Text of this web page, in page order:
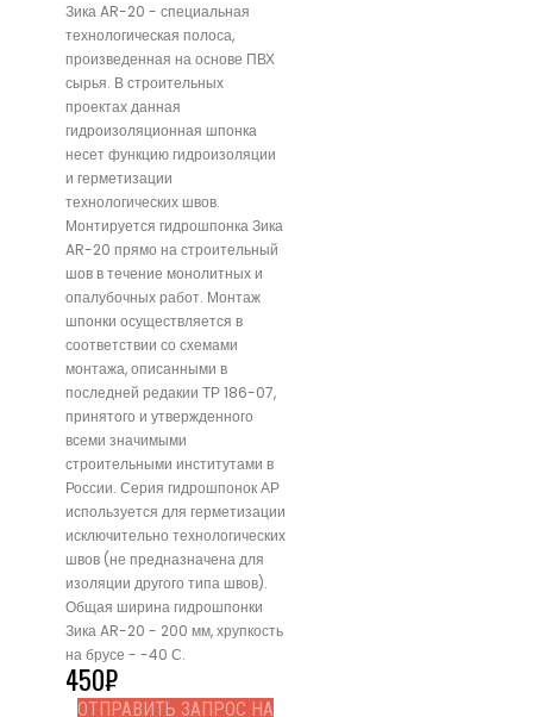
Зика AR-20 - специальная
технологическая полоса,
произведенная на основе ПВХ
сырья. В строительных
проектах данная
гидроизоляционная шпонка
несет функцию гидроизоляции
и герметизации
технологических швов.
Монтируется гидрошпонка Зика
AR-20 прямо на строительный
шов в течение монолитных и
опалубочных работ. Монтаж
шпонки осуществляется в
соответствии со схемами
монтажа, описанными в
последней редакии ТР 186-07,
принятого и утвержденного
всеми значимыми
строительными институтами в
России. Серия гидрошпонок АР
используется для герметизации
исключительно технологических
швов (не предназначена для
изоляции другого типа швов).
Общая ширина гидрошпонки
Зика AR-20 - 200 мм, хрупкость
на брусе - -40 С.
450₽
ОТПРАВИТЬ ЗАПРОС НА